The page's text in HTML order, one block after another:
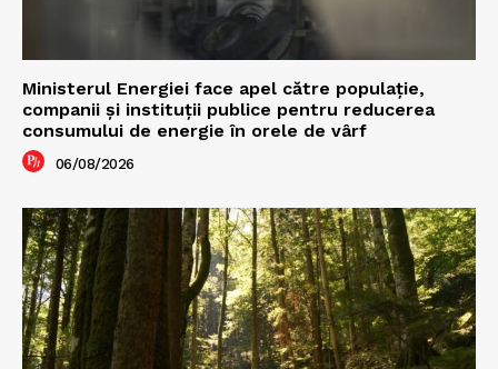
Ministerul Energiei face apel către populație,
companii și instituții publice pentru reducerea
consumului de energie în orele de vârf
06/08/2026